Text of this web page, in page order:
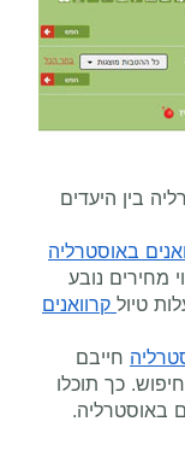
בין היעדים
באוסטרליה
מחירים נובע
טיול קרוואנים
חייבם
כך תוכלו
באוסטרליה.